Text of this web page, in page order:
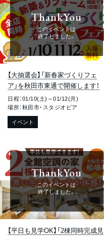
ThankYou
このイベントは
終了しました。
【大抽選会】「新春家づくりフェ
ア」を秋田市東通で開催します！
日程：01/10(土)～01/12(月)
場所：秋田市・スタジオピア
イベント
ThankYou
このイベントは
終了しました。
【平日も見学OK】「2棟同時完成見